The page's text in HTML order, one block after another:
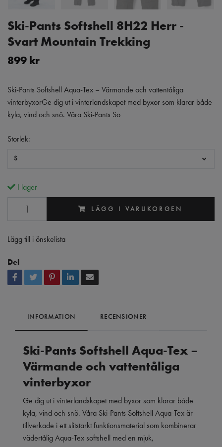
Ski-Pants Softshell 8H22 Herr -
Svart Mountain Trekking
899 kr
Ski-Pants Softshell Aqua-Tex – Värmande och vattentåliga
vinterbyxorGe dig ut i vinterlandskapet med byxor som klarar både
kyla, vind och snö. Våra Ski-Pants So
Storlek:
S
I lager
LÄGG I VARUKORGEN
Lägg till i önskelista
Del
INFORMATION RECENSIONER
Ski-Pants Softshell Aqua-Tex –
Värmande och vattentåliga
vinterbyxor
Ge dig ut i vinterlandskapet med byxor som klarar både
kyla, vind och snö. Våra Ski-Pants Softshell Aqua-Tex är
tillverkade i ett slitstarkt funktionsmaterial som kombinerar
vädertålig Aqua-Tex softshell med en mjuk,